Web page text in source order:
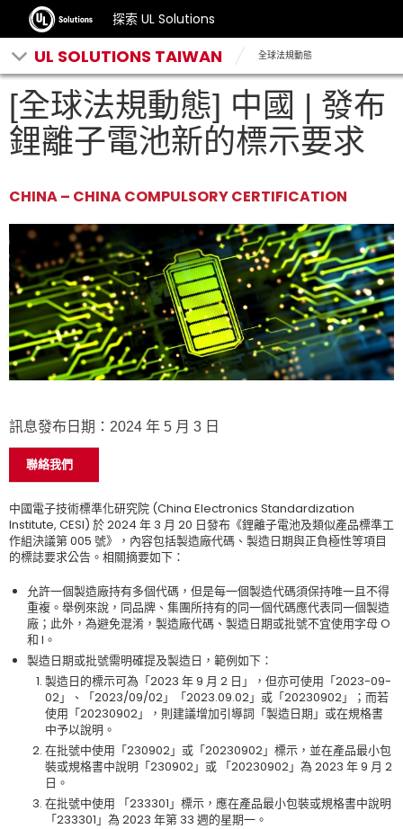
探索 UL Solutions
UL SOLUTIONS TAIWAN 全球法規動態
[全球法規動態] 中國 | 發布
鋰離子電池新的標示要求
CHINA – CHINA COMPULSORY CERTIFICATION
訊息發布日期：2024 年 5 月 3 日
聯絡我們
中國電子技術標準化研究院 (China Electronics Standardization
Institute, CESI) 於 2024 年 3 月 20 日發布《鋰離子電池及類似產品標準工
作組決議第 005 號》，內容包括製造廠代碼、製造日期與正負極性等項目
的標誌要求公告。相關摘要如下：
允許一個製造廠持有多個代碼，但是每一個製造代碼須保持唯一且不得
重複。舉例來說，同品牌、集團所持有的同一個代碼應代表同一個製造
廠；此外，為避免混淆，製造廠代碼、製造日期或批號不宜使用字母 O
和 I。
製造日期或批號需明確提及製造日，範例如下：
製造日的標示可為「2023 年 9 月 2 日」，但亦可使用「2023-09-
02」、「2023/09/02」「2023.09.02」或「20230902」；而若
使用「20230902」，則建議增加引導詞「製造日期」或在規格書
中予以說明。
在批號中使用「230902」或「20230902」標示，並在產品最小包
裝或規格書中說明「230902」或 「20230902」為 2023 年 9 月 2
日。
在批號中使用 「233301」標示，應在產品最小包裝或規格書中說明
「233301」為 2023 年第 33 週的星期一。